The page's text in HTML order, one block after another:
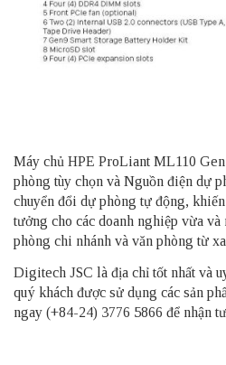
Máy chủ HPE ProLiant ML110
phòng tùy chọn và Nguồn điện dự
chuyển đổi dự phòng tự động,
tưởng cho các doanh nghiệp vừa và
phòng chi nhánh và văn phòng từ
Digitech JSC là địa chỉ tốt nhất và
quý khách được sử dụng các sản
ngay (+84-24) 3776 5866 để nhận